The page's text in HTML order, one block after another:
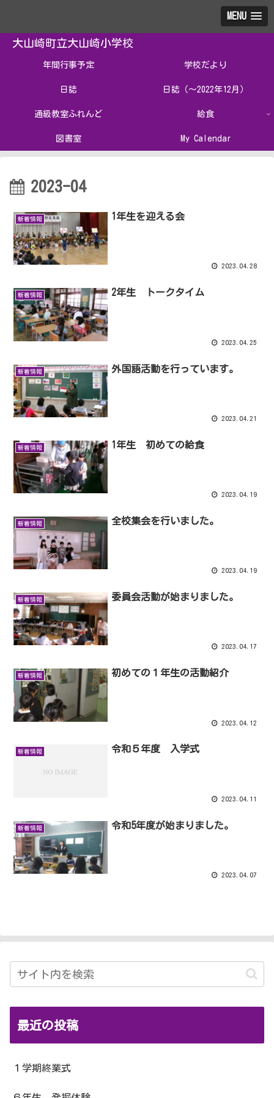
MENU
大山崎町立大山崎小学校
年間行事予定 学校だより
日誌 日誌（～2022年12月）
通級教室ふれんど 給食
図書室 My Calendar
2023-04
新着情報 1年生を迎える会
2023.04.28
新着情報 2年生 トークタイム
2023.04.25
新着情報 外国語活動を行っています。
2023.04.21
新着情報 1年生 初めての給食
2023.04.19
新着情報 全校集会を行いました。
2023.04.19
新着情報 委員会活動が始まりました。
2023.04.17
新着情報 初めての１年生の活動紹介
2023.04.12
新着情報 令和５年度 入学式
2023.04.11
新着情報 令和5年度が始まりました。
2023.04.07
最近の投稿
１学期終業式